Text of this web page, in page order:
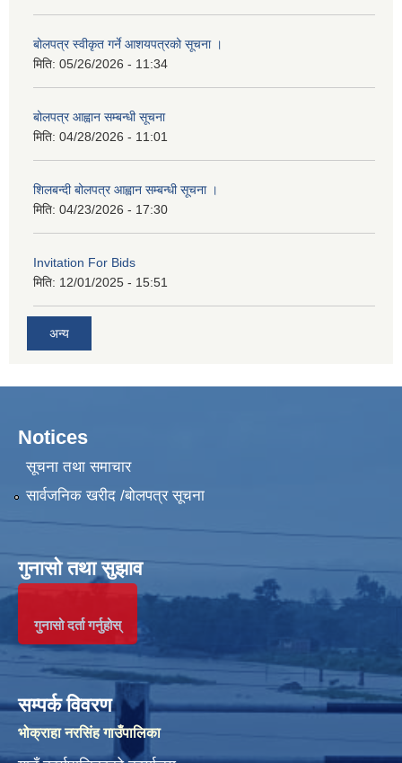
बोलपत्र स्वीकृत गर्ने आशयपत्रको सूचना ।
मिति: 05/26/2026 - 11:34
बोलपत्र आह्वान सम्बन्धी सूचना
मिति: 04/28/2026 - 11:01
शिलबन्दी बोलपत्र आह्वान सम्बन्धी सूचना ।
मिति: 04/23/2026 - 17:30
Invitation For Bids
मिति: 12/01/2025 - 15:51
अन्य
Notices
सूचना तथा समाचार
सार्वजनिक खरीद /बोलपत्र सूचना
गुनासो तथा सुझाव
गुनासो दर्ता गर्नुहोस्
सम्पर्क विवरण
भोक्राहा नरसिंह गाउँपालिका